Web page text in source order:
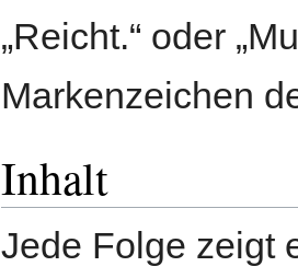
„Reicht.“ oder
Markenzeichen
Inhalt
Jede Folge zeigt